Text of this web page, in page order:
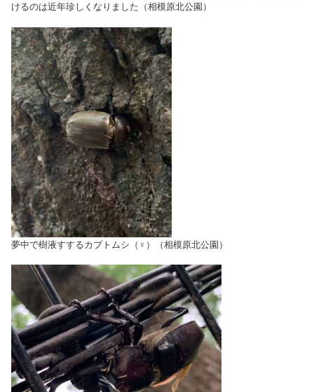
けるのは近年珍しくなりました（相模原北公園）
夢中で樹液すするカブトムシ（♀）（相模原北公園）